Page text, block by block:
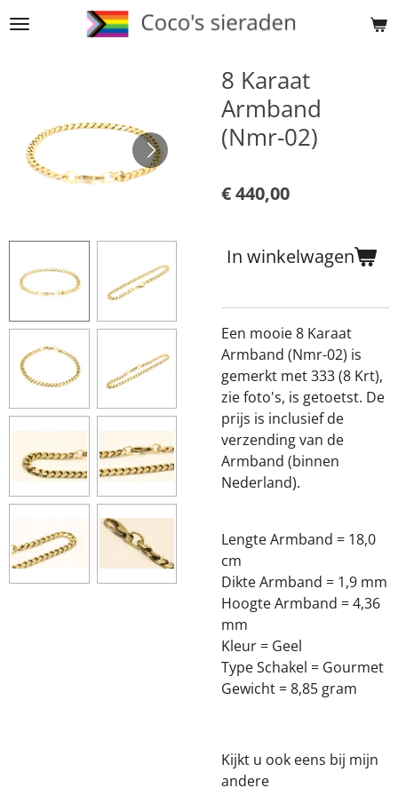
Ga
8 Karaat
Armband
(Nmr-02)
€ 440,00
In winkelwagen
Een mooie 8 Karaat
Armband (Nmr-02) is
gemerkt met 333 (8 Krt),
zie foto's, is getoetst. De
prijs is inclusief de
verzending van de
Armband (binnen
Nederland).
Lengte Armband = 18,0
cm
Dikte Armband = 1,9 mm
Hoogte Armband = 4,36
mm
Kleur = Geel
Type Schakel = Gourmet
Gewicht = 8,85 gram
Kijkt u ook eens bij mijn
andere